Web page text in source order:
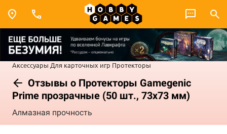
Аксессуары Для карточных игр Протекторы
Отзывы о Протекторы Gamegenic
Prime прозрачные (50 шт., 73x73 мм)
Алмазная прочность